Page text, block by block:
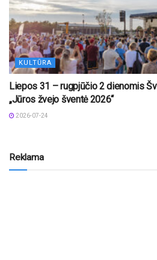
KULTŪRA
Liepos 31 – rugpjūčio 2 dienomis
„Jūros žvejo šventė 2026“
2026-07-24
Reklama